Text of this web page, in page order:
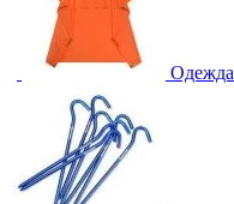
Одежда